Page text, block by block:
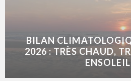
BILAN
2026 : TRÈS CHAUD,